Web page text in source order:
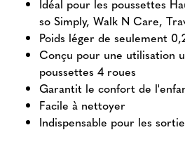
Idéal pour les poussettes
so Simply, Walk N Care,
Poids léger de seulement
Conçu pour une utilisation
poussettes 4 roues
Garantit le confort de
Facile à nettoyer
Indispensable pour les